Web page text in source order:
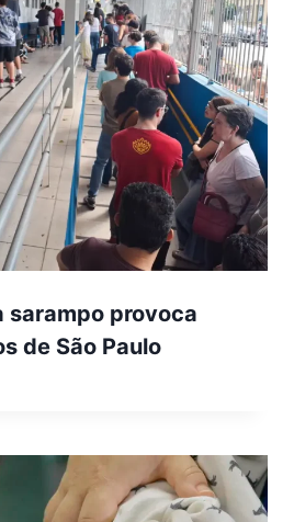
sarampo provoca
de São Paulo